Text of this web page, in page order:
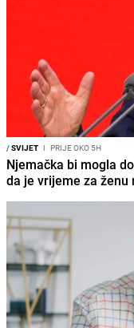
/SVIJET I PRIJE OKO 5H
Njemačka bi mogla
da je vrijeme za ženu